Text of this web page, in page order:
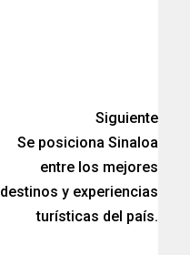
Siguiente
Se posiciona Sinaloa
entre los mejores
destinos y experiencias
turísticas del país.